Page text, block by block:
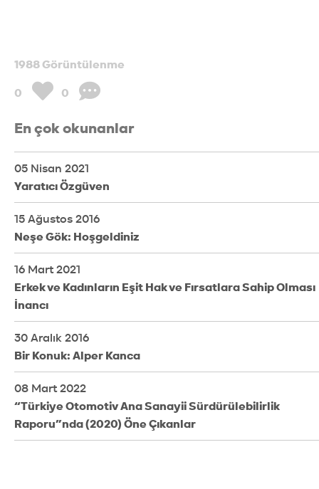
1988 Görüntülenme
0 0
En çok okunanlar
05 Nisan 2021
Yaratıcı Özgüven
15 Ağustos 2016
Neşe Gök: Hoşgeldiniz
16 Mart 2021
Erkek ve Kadınların Eşit Hak ve Fırsatlara Sahip Olması
İnancı
30 Aralık 2016
Bir Konuk: Alper Kanca
08 Mart 2022
“Türkiye Otomotiv Ana Sanayii Sürdürülebilirlik
Raporu”nda (2020) Öne Çıkanlar